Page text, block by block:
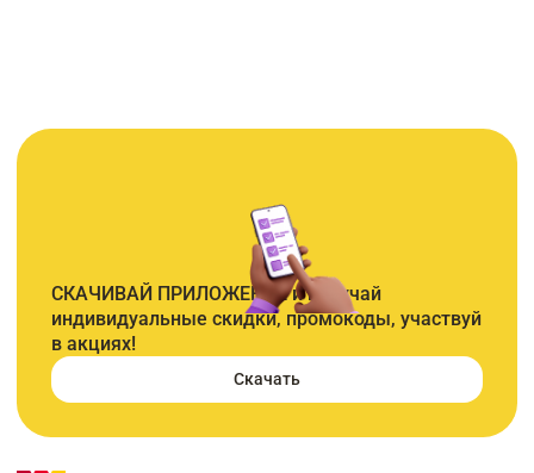
СКАЧИВАЙ ПРИЛОЖЕНИЕ и получай
индивидуальные скидки, промокоды, участвуй
в акциях!
Скачать